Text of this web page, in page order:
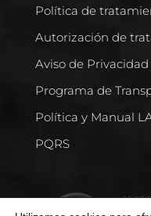
Política de
Autorización de
Aviso de
Programa de
Política y Manual
PQRS